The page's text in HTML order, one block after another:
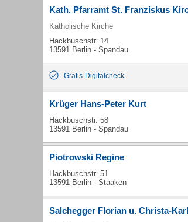
Kath. Pfarramt St. Franziskus
Katholische Kirche
Hackbuschstr. 14
13591 Berlin - Spandau
Gratis-Digitalcheck
Krüger Hans-Peter Kurt
Hackbuschstr. 58
13591 Berlin - Spandau
Piotrowski Regine
Hackbuschstr. 51
13591 Berlin - Staaken
Salchegger Florian u. Christa-